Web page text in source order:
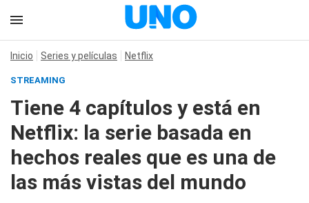
Inicio Series y películas Netflix
STREAMING
Tiene 4 capítulos y está en
Netflix: la serie basada en
hechos reales que es una de
las más vistas del mundo